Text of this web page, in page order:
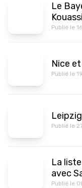
Le
Kouassi
Publié le
Nice
Publié le
Publié le
La
avec
Publié le